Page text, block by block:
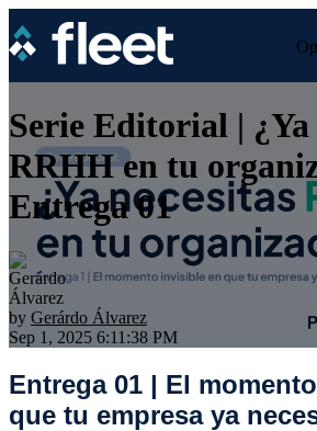
Serie Editorial | ¿Ya
RRHH en tu
Entrega 01
by Gerárdo Álvarez
Sep 1, 2025 6:11:38 PM
Entrega 01 | El
que tu empresa ya